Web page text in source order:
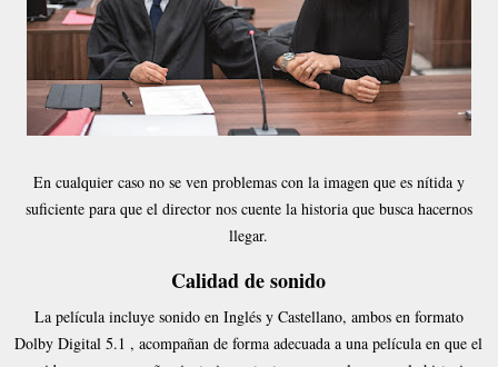
En cualquier caso no se ven problemas con la imagen que es nítida y
suficiente para que el director nos cuente la historia que busca hacernos
llegar.
Calidad de sonido
La película incluye sonido en Inglés y Castellano, ambos en formato
Dolby Digital 5.1 , acompañan de forma adecuada a una película en que el